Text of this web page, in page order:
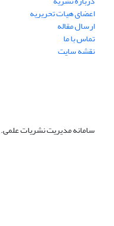
اعضای هیات تحریریه
ارسال مقاله
تماس با ما
نقشه سایت
سامانه مدیریت نشریات علمی.